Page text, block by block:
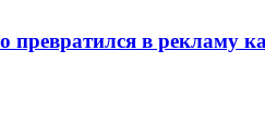
в рекламу